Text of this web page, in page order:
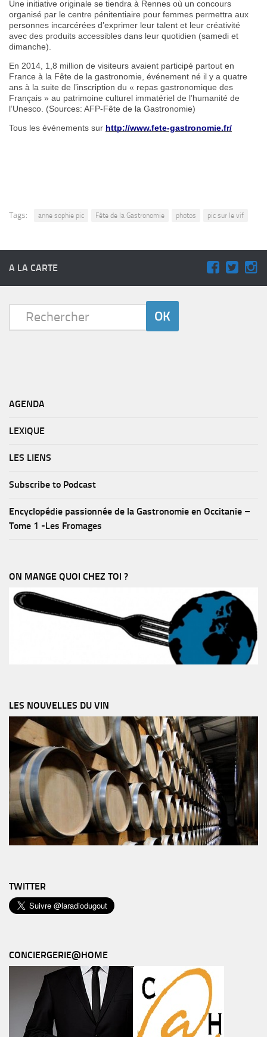
Une initiative originale se tiendra à Rennes où un concours
organisé par le centre pénitentiaire pour femmes permettra aux
personnes incarcérées d’exprimer leur talent et leur créativité
avec des produits accessibles dans leur quotidien (samedi et
dimanche).
En 2014, 1,8 million de visiteurs avaient participé partout en
France à la Fête de la gastronomie, événement né il y a quatre
ans à la suite de l’inscription du « repas gastronomique des
Français » au patrimoine culturel immatériel de l’humanité de
l’Unesco. (Sources: AFP-Fête de la Gastronomie)
Tous les événements sur http://www.fete-gastronomie.fr/
Tags: anne sophie pic Fête de la Gastronomie photos pic sur le vif
A LA CARTE
AGENDA
LEXIQUE
LES LIENS
Subscribe to Podcast
Encyclopédie passionnée de la Gastronomie en Occitanie –
Tome 1 -Les Fromages
ON MANGE QUOI CHEZ TOI ?
LES NOUVELLES DU VIN
TWITTER
CONCIERGERIE@HOME